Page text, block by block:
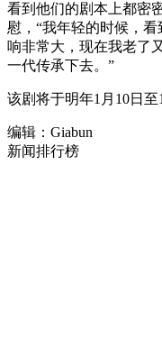
看到他们的剧本上都密
慰，“我年轻的时候，
响非常大，现在我老了
一代传承下去。”
该剧将于明年1月10日至
编辑：Giabun
新闻排行榜